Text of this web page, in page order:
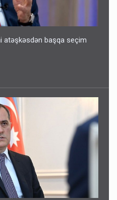
atəşkəsdən başqa seçim